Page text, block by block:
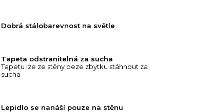
Dobrá stálobarevnost na světle
Tapeta odstranitelná za sucha
Tapetu lze ze stěny beze zbytku stáhnout za
sucha
Lepidlo se nanáší pouze na stěnu